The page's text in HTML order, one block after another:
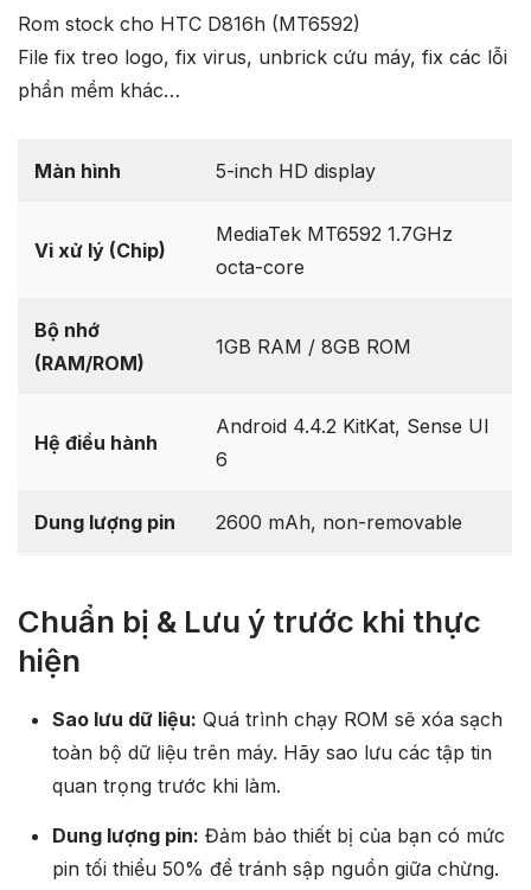
Rom stock cho HTC D816h (MT6592)
File fix treo logo, fix virus, unbrick cứu máy, fix các lỗi
phần mềm khác…
Màn hình 5-inch HD display
Vi xử lý (Chip)
MediaTek MT6592 1.7GHz
octa-core
Bộ nhớ
(RAM/ROM)
1GB RAM / 8GB ROM
Hệ điều hành
Android 4.4.2 KitKat, Sense UI
6
Dung lượng pin 2600 mAh, non-removable
Chuẩn bị & Lưu ý trước khi thực
hiện
Sao lưu dữ liệu: Quá trình chạy ROM sẽ xóa sạch
toàn bộ dữ liệu trên máy. Hãy sao lưu các tập tin
quan trọng trước khi làm.
Dung lượng pin: Đảm bảo thiết bị của bạn có mức
pin tối thiểu 50% để tránh sập nguồn giữa chừng.